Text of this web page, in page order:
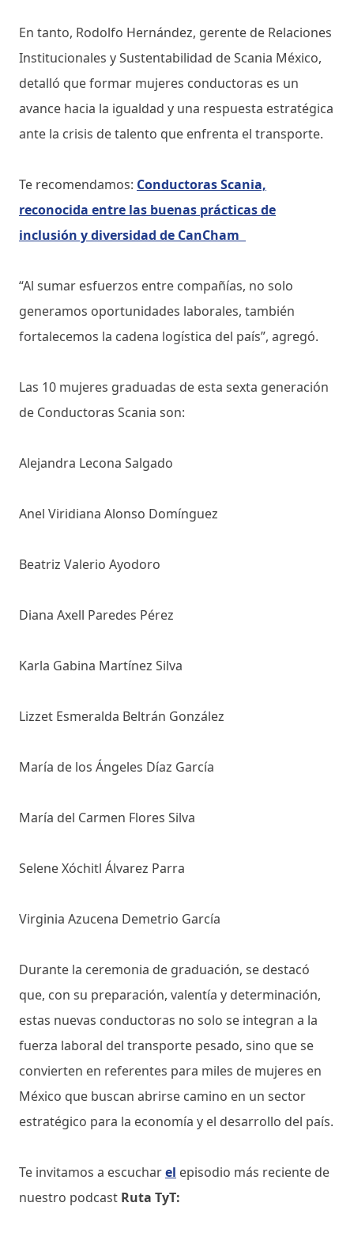
En tanto, Rodolfo Hernández, gerente de Relaciones
Institucionales y Sustentabilidad de Scania México,
detalló que formar mujeres conductoras es un
avance hacia la igualdad y una respuesta estratégica
ante la crisis de talento que enfrenta el transporte.
Te recomendamos: Conductoras Scania,
reconocida entre las buenas prácticas de
inclusión y diversidad de CanCham
“Al sumar esfuerzos entre compañías, no solo
generamos oportunidades laborales, también
fortalecemos la cadena logística del país”, agregó.
Las 10 mujeres graduadas de esta sexta generación
de Conductoras Scania son:
Alejandra Lecona Salgado
Anel Viridiana Alonso Domínguez
Beatriz Valerio Ayodoro
Diana Axell Paredes Pérez
Karla Gabina Martínez Silva
Lizzet Esmeralda Beltrán González
María de los Ángeles Díaz García
María del Carmen Flores Silva
Selene Xóchitl Álvarez Parra
Virginia Azucena Demetrio García
Durante la ceremonia de graduación, se destacó
que, con su preparación, valentía y determinación,
estas nuevas conductoras no solo se integran a la
fuerza laboral del transporte pesado, sino que se
convierten en referentes para miles de mujeres en
México que buscan abrirse camino en un sector
estratégico para la economía y el desarrollo del país.
Te invitamos a escucharel episodio más reciente de
nuestro podcast Ruta TyT: